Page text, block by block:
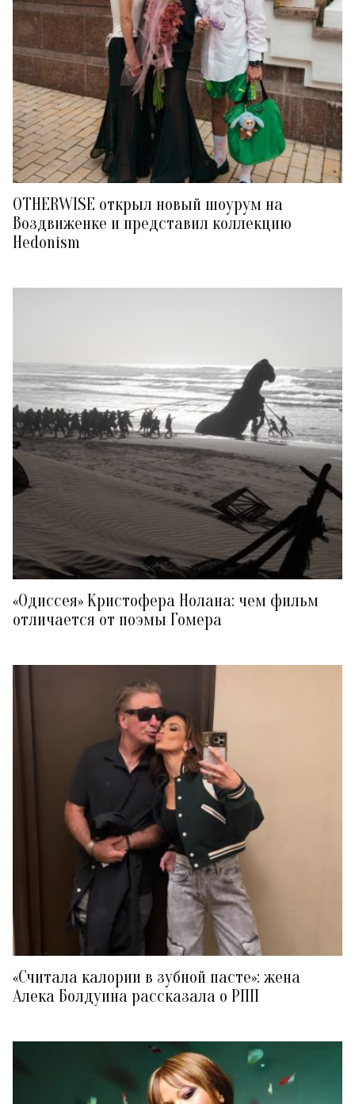
OTHERWISE открыл новый шоурум на
Воздвиженке и представил коллекцию
Hedonism
«Одиссея» Кристофера Нолана: чем фильм
отличается от поэмы Гомера
«Считала калории в зубной пасте»: жена
Алека Болдуина рассказала о РПП